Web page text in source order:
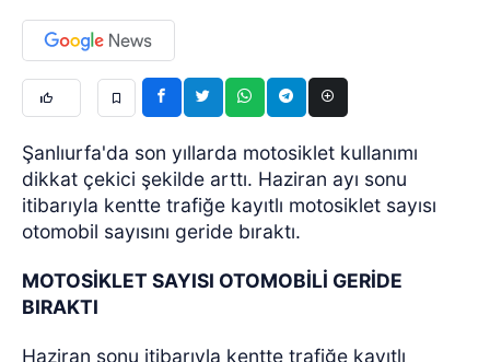
Şanlıurfa'da son yıllarda motosiklet kullanımı
dikkat çekici şekilde arttı. Haziran ayı sonu
itibarıyla kentte trafiğe kayıtlı motosiklet sayısı
otomobil sayısını geride bıraktı.
MOTOSİKLET SAYISI OTOMOBİLİ GERİDE
BIRAKTI
Haziran sonu itibarıyla kentte trafiğe kayıtlı